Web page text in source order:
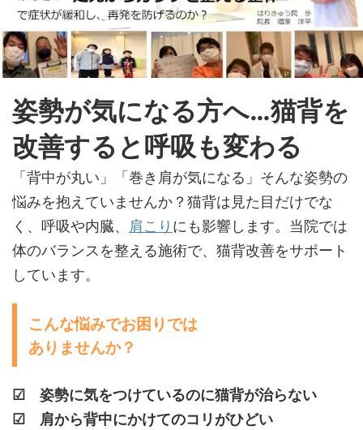
姿勢が気になる方へ…猫背を
改善すると呼吸も変わる
「背中が丸い」「巻き肩が気になる」そんな姿勢の
悩みを抱えていませんか？猫背は見た目だけでな
く、呼吸や内臓、 肩こり にも影響します。当院では
体のバランスを整える施術で、猫背改善をサポート
しています。
こんな悩みでお困りでは
ありませんか？
☑ 姿勢に気をつけているのに猫背が治らない
☑ 肩から背中にかけてのコリがひどい